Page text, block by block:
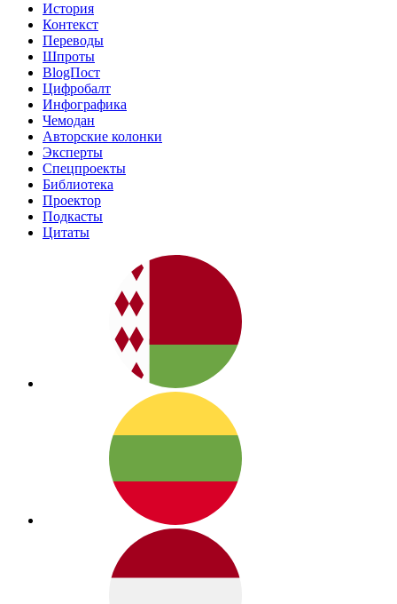
История
Контекст
Переводы
Шпроты
BlogПост
Цифробалт
Инфографика
Чемодан
Авторские колонки
Эксперты
Спецпроекты
Библиотека
Проектор
Подкасты
Цитаты